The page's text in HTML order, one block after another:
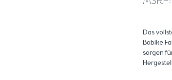
Das
Bobike
sorgen